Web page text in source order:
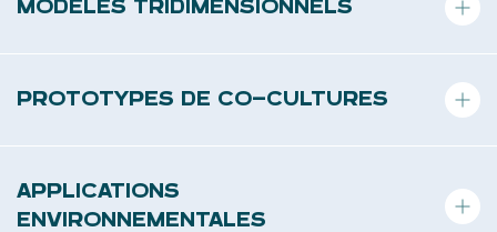
MODÈLES TRIDIMENSIONNELS
PROTOTYPES DE CO-CULTURES
APPLICATIONS
ENVIRONNEMENTALES